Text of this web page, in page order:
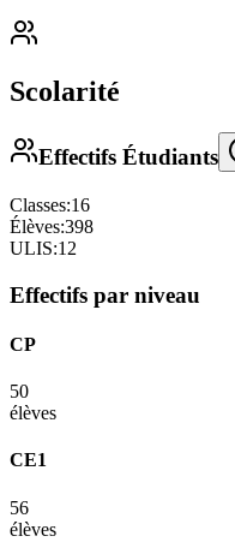
Scolarité
Effectifs Étudiants
Classes:16
Élèves:398
ULIS:12
Effectifs par niveau
CP
50
élèves
CE1
56
élèves